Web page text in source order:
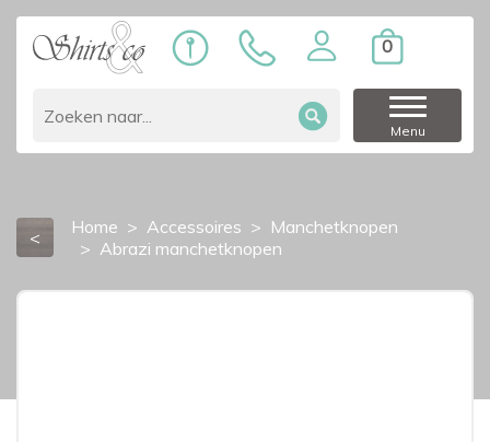
0
Menu
< Home Accessoires
Manchetknopen
Abrazi manchetknopen